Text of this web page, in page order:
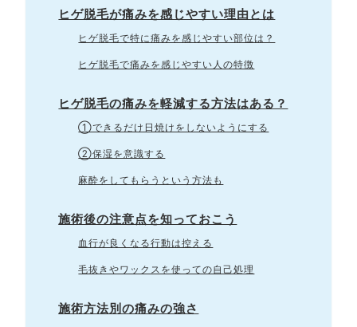
ヒゲ脱毛が痛みを感じやすい理由とは
ヒゲ脱毛で特に痛みを感じやすい部位は？
ヒゲ脱毛で痛みを感じやすい人の特徴
ヒゲ脱毛の痛みを軽減する方法はある？
①できるだけ日焼けをしないようにする
②保湿を意識する
麻酔をしてもらうという方法も
施術後の注意点を知っておこう
血行が良くなる行動は控える
毛抜きやワックスを使っての自己処理
施術方法別の痛みの強さ